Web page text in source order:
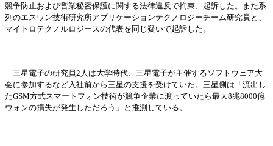
競争防止および営業秘密保護に関する法律違反で拘束、起訴した。また系
列のエスワン技術研究所アプリケーションテクノロジーチーム研究員と、
マイトロテクノルロジースの代表を同じ疑いで起訴した。
三星電子の研究員2人は大学時代、三星電子が主催するソフトウェア大
会に参加するなど入社前から三星の支援を受けていた。三星側は「流出し
たGSM方式スマー トフォン技術が競争企業に渡っていたら最大8兆8000億
ウォンの損失が発生しただろう」と推測している。